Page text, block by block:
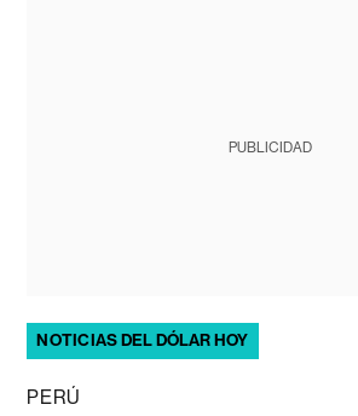
PUBLICIDAD
NOTICIAS DEL DÓLAR HOY
PERÚ